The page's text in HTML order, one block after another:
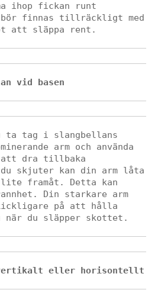
ihop fickan runt
bör finnas tillräckligt med
att släppa rent.
vid basen
tag i slangbellans
arm och använda
att dra tillbaka
du skjuter kan din arm låta
framåt. Detta kan
Din starkare arm
på att hålla
när du släpper skottet.
eller horisontellt